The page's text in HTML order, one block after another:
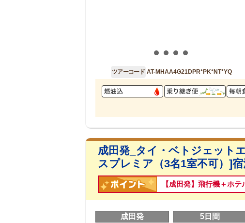
ツアーコード AT-MHAA4G21DPR*PK*NT*YQ
成田発_タイ・ベトジェット
スプレミア（3名1室不可）]宿
【成田発】飛行機＋ホ
成田発 5日間